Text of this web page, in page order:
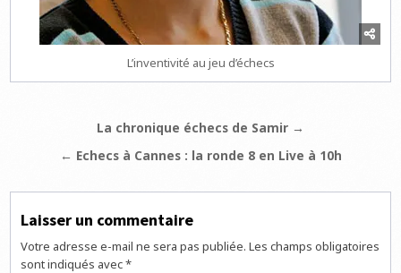
L’inventivité au jeu d’échecs
NavigationLa chronique échecs de Samir →
← Echecs à Cannes : la ronde 8 en Live à 10h
Laisser un commentaire
Votre adresse e-mail ne sera pas publiée. Les champs obligatoires
sont indiqués avec*